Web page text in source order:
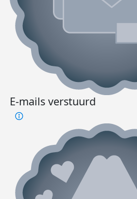
E-mails verstuurd